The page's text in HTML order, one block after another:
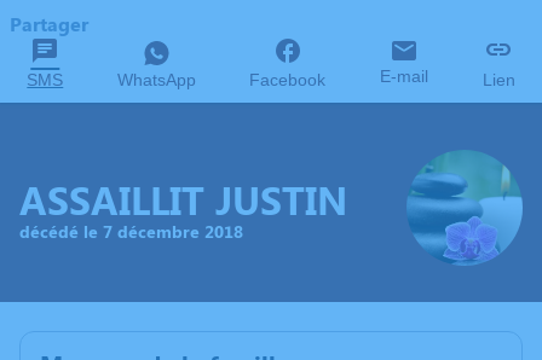
Partager
SMS WhatsApp Facebook E-mail Lien
ASSAILLIT JUSTIN
décédé le 7 décembre 2018